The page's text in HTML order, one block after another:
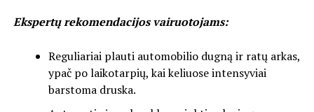
Ekspertų rekomendacijos vairuotojams:
Reguliariai plauti automobilio dugną ir ratų arkas,
ypač po laikotarpių, kai keliuose intensyviai
barstoma druska.